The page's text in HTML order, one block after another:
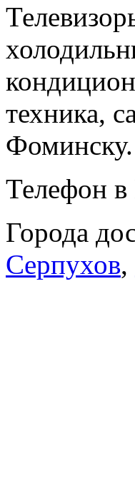
техника,
Фоминску.
Телефон
Города
Серпухов,